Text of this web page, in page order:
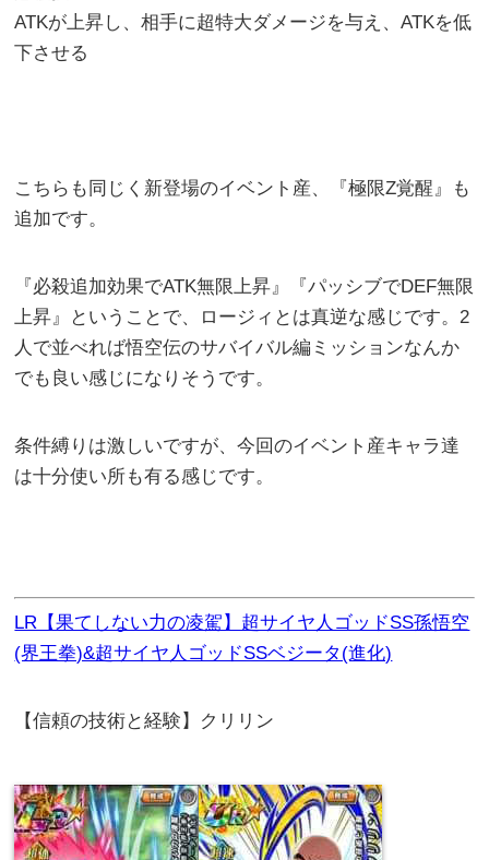
ATKが上昇し、相手に超特大ダメージを与え、ATKを低
下させる
こちらも同じく新登場のイベント産、『極限Z覚醒』も
追加です。
『必殺追加効果でATK無限上昇』『パッシブでDEF無限
上昇』ということで、ロージィとは真逆な感じです。2
人で並べれば悟空伝のサバイバル編ミッションなんか
でも良い感じになりそうです。
条件縛りは激しいですが、今回のイベント産キャラ達
は十分使い所も有る感じです。
LR【果てしない力の凌駕】超サイヤ人ゴッドSS孫悟空
(界王拳)&超サイヤ人ゴッドSSベジータ(進化)
【信頼の技術と経験】クリリン